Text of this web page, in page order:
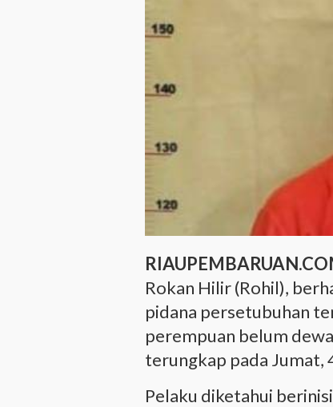
Rokan Hilir (Rohil),
pidana persetubuhan
perempuan belum
terungkap pada Jumat,
Pelaku diketahui